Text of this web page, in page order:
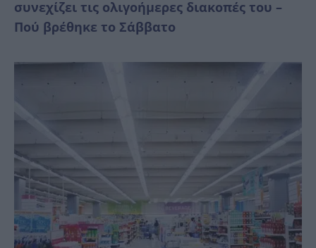
συνεχίζει τις ολιγοήμερες διακοπές του –
Πού βρέθηκε το Σάββατο